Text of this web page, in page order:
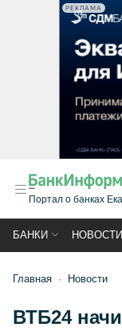
РЕКЛАМА
Портал о банках
БАНКИ НОВОСТИ
Главная Новости
ВТБ24